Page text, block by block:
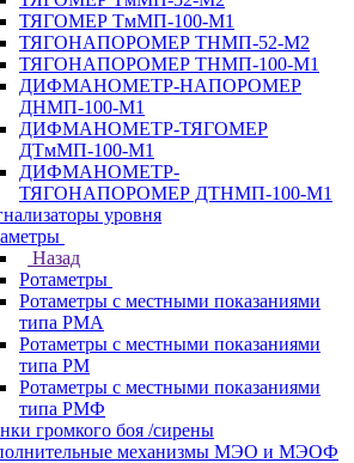
ТЯГОМЕР ТмМП-100-М1
ТЯГОНАПОРОМЕР ТНМП-52-М2
ТЯГОНАПОРОМЕР ТНМП-100-М1
ДИФМАНОМЕТР-НАПОРОМЕР
ДНМП-100-М1
ДИФМАНОМЕТР-ТЯГОМЕР
ДТмМП-100-М1
ДИФМАНОМЕТР-
ТЯГОНАПОРОМЕР ДТНМП-100-М1
уровня
Назад
Ротаметры
Ротаметры с местными показаниями
типа РМА
Ротаметры с местными показаниями
типа РМ
Ротаметры с местными показаниями
типа РМФ
громкого боя /сирены
механизмы МЭО и МЭОФ